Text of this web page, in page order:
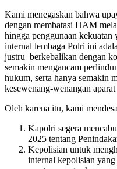
Kami menegaskan bahwa
dengan membatasi HAM
hingga penggunaan kekuatan
internal lembaga Polri ini
justru berkebalikan dengan
semakin mengancam
hukum, serta hanya semakin
kesewenang-wenangan
Oleh karena itu, kami
Kapolri segera
2025 tentang
Kepolisian untuk
internal kepolisian